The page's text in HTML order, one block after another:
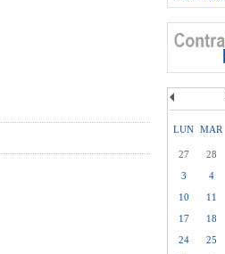
LUN MAR
27 28
3
4
10
11
17
18
24
25